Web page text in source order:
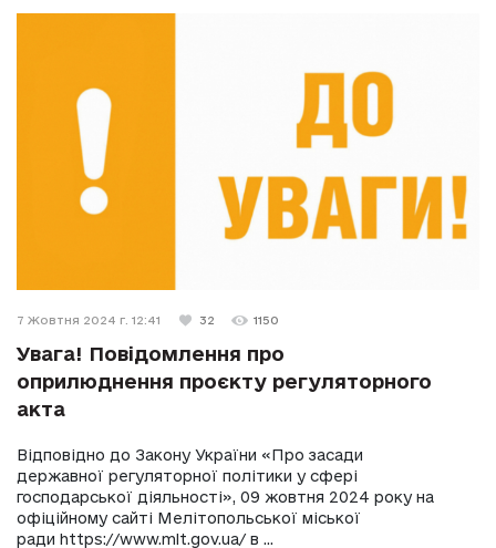
7 Жовтня 2024 г. 12:41 32 1150
Увага! Повідомлення про
оприлюднення проєкту регуляторного
акта
Відповідно до Закону України «Про засади
державної регуляторної політики у сфері
господарської діяльності», 09 жовтня 2024 року на
офіційному сайті Мелітопольської міської
ради https://www.mlt.gov.ua/ в ...